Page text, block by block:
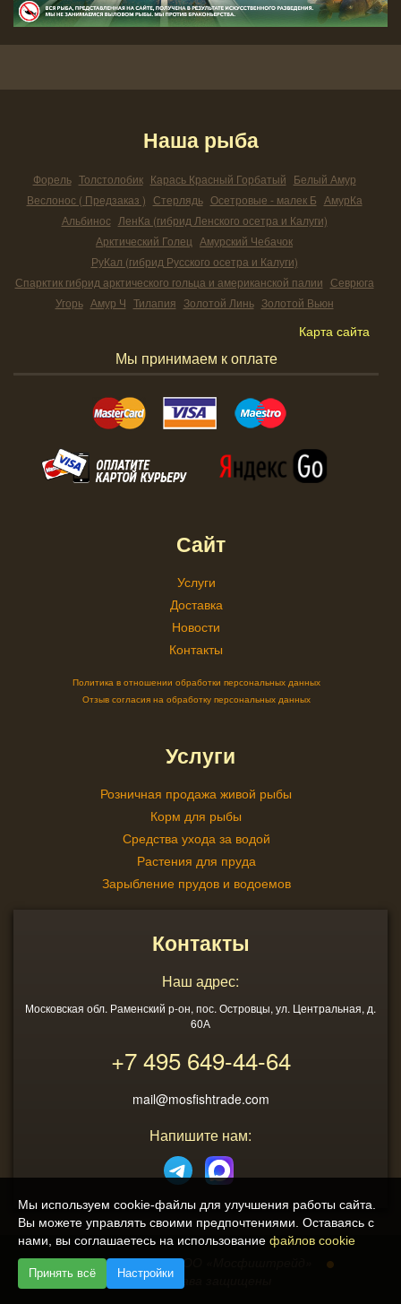
Наша рыба
Форель Толстолобик Карась Красный Горбатый Белый Амур
Веслонос ( Предзаказ ) Стерлядь Осетровые - малек Б АмурКа
Альбинос ЛенКа (гибрид Ленского осетра и Калуги)
Арктический Голец Амурский Чебачок
РуКал (гибрид Русского осетра и Калуги)
Спарктик гибрид арктического гольца и американской палии Севрюга
Угорь Амур Ч Тилапия Золотой Линь Золотой Вьюн
Карта сайта
Мы принимаем к оплате
Сайт
Услуги
Доставка
Новости
Контакты
Политика в отношении обработки персональных данных
Отзыв согласия на обработку персональных данных
Услуги
Розничная продажа живой рыбы
Корм для рыбы
Средства ухода за водой
Растения для пруда
Зарыбление прудов и водоемов
Контакты
Наш адрес:
Московская обл. Раменский р-он, пос. Островцы, ул. Центральная, д.
60А
+7 495649-44-64
mail@mosfishtrade.com
Напишите нам:
2013 - 2026
ООО «Мосфиштрейд»
© Все права защищены
Мы используем cookie-файлы для улучшения работы сайта.
Вы можете управлять своими предпочтениями. Оставаясь с
нами, вы соглашаетесь на использование файлов cookie
Принять всё Настройки